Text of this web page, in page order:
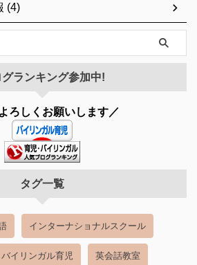
(4)
グランキング参加中!
ろしくお願いします／
タグ一覧
インターナショナルスクール
バイリンガル育児 英会話教室